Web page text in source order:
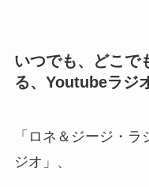
いつでも、どこで
る、Youtubeラジ
「ロネ＆ジージ・
ジオ」、